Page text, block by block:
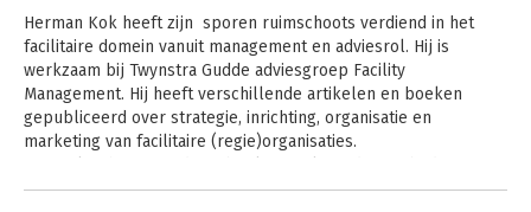
organisaties
Bekijk alle boeken
Herman Kok heeft zijn  sporen ruimschoots verdiend in het
facilitaire domein vanuit management en adviesrol. Hij is
werkzaam bij Twynstra Gudde adviesgroep Facility
Management. Hij heeft verschillende artikelen en boeken
gepubliceerd over strategie, inrichting, organisatie en
marketing van facilitaire (regie)organisaties.
het boek Facility management van Maas en Pleunis (2006). Zijn